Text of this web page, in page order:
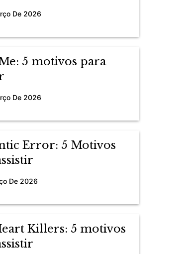
De 2026
5 motivos para
De 2026
Error: 5 Motivos
De 2026
Killers: 5 motivos